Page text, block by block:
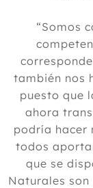
“Somos
también nos
puesto que
ahora
podría hacer
todos
que se
Naturales